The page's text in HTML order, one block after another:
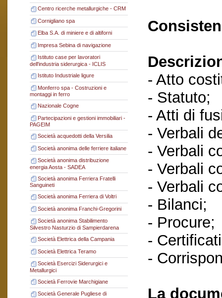
Centro ricerche metallurgiche - CRM
Cornigliano spa
Elba S.A. di miniere e di altiforni
Impresa Sebina di navigazione
Istituto case per lavoratori
dell'industria siderurgica - ICLIS
Istituto Industriale ligure
Monferro spa - Costruzioni e
montaggi in ferro
Nazionale Cogne
Partecipazioni e gestioni immobiliari -
PAGEIM
Società acquedotti della Versilia
Società anonima delle ferriere italiane
Società anonima distribuzione
energia Aosta - SADEA
Società anonima Ferriera Fratelli
Sanguineti
Società anonima Ferriera di Voltri
Società anonima Franchi-Gregorini
Società anonima Stabilimento
Silvestro Nasturzio di Sampierdarena
Società Elettrica della Campania
Società Elettrica Teramo
Società Esercizi Siderurgici e
Metallurgici
Società Ferrovie Marchigiane
Società Generale Pugliese di
- Atto
- Statuto;
- Atti di
- Verbali
- Verbali
- Verbali
- Verbali
- Bilanci;
- Procure;
-
-
La